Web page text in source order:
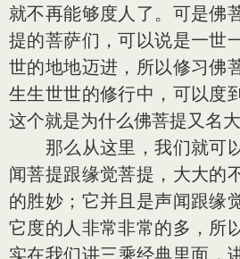
就不再能够度人了。可是佛
提的菩萨们，可以说是一世
世的地地迈进，所以修习佛
生生世世的修行中，可以度
这个就是为什么佛菩提又名
那么从这里，我们就可
闻菩提跟缘觉菩提，大大的
的胜妙；它并且是声闻跟缘
它度的人非常非常的多，所
实在我们讲三乘经典里面，